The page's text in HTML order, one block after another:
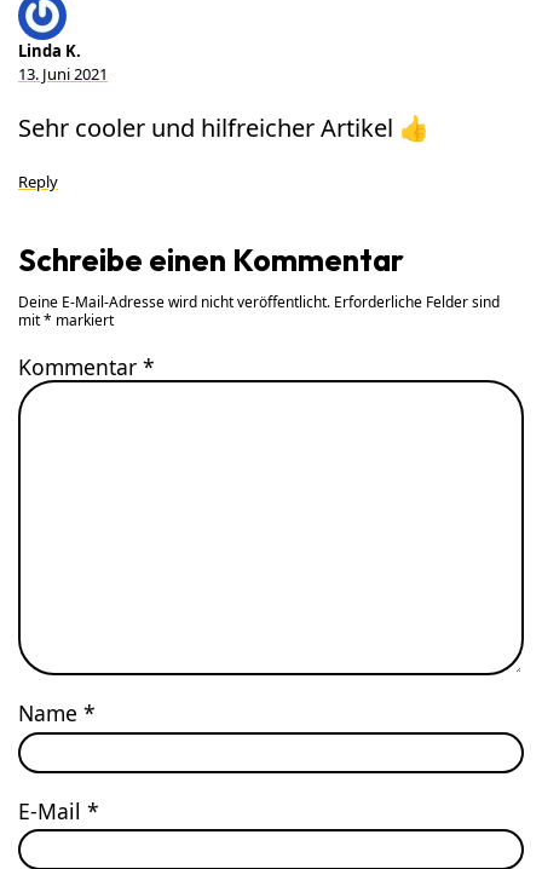
Linda K.
13. Juni 2021
Sehr cooler und hilfreicher Artikel 👍
Reply
Schreibe einen Kommentar
Deine E-Mail-Adresse wird nicht veröffentlicht. Erforderliche Felder sind
mit* markiert
Kommentar *
Name *
E-Mail *